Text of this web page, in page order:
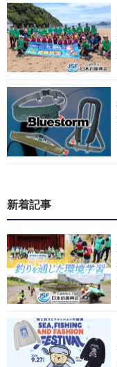
新着記事